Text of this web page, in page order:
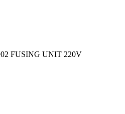
FUSING UNIT 220V